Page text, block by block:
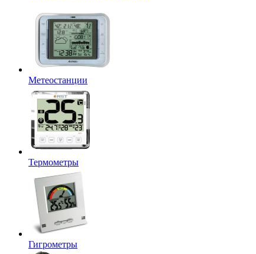
Метеостанции
Термометры
Гигрометры